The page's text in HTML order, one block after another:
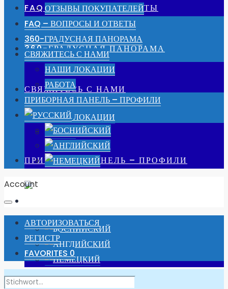
FAQ – ВОПРОСЫ И ОТВЕТЫ
360-ГРАДУСНАЯ ПАНОРАМА
СВЯЖИТЕСЬ С НАМИ
НАШИ ЛОКАЦИИ
РАБОТА
ПРИБОРНАЯ ПАНЕЛЬ – ПРОФИЛИ
АВТОРИЗОВАТЬСЯ
ОТЗЫВЫ ПОКУПАТЕЛЕЙ
FAQ – ВОПРОСЫ И ОТВЕТЫ
360-ГРАДУСНАЯ ПАНОРАМА
СВЯЖИТЕСЬ С НАМИ
НАШИ ЛОКАЦИИ
РАБОТА
ПРИБОРНАЯ ПАНЕЛЬ – ПРОФИЛИ
Account
АВТОРИЗОВАТЬСЯ
РЕГИСТР
FAVORITES 0